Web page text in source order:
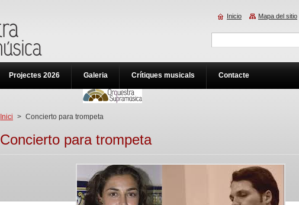
Inici > Concierto para trompeta
Concierto para trompeta
Projectes 2026 Galeria Crítiques musicals Contacte
Inicio Mapa del sitio